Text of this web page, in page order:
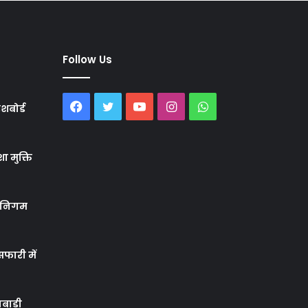
मुक्ति
निगम
में
Follow Us
Facebook
TwitterYouTubeInstagramWhatsApp